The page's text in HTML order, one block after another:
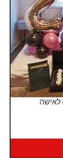
לאישה